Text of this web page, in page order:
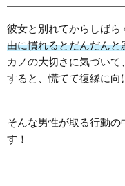
彼女と別れてからしばら
由に慣れるとだんだん
カノの大切さに気づい
すると、慌てて復縁に向
そんな男性が取る行動の
す！